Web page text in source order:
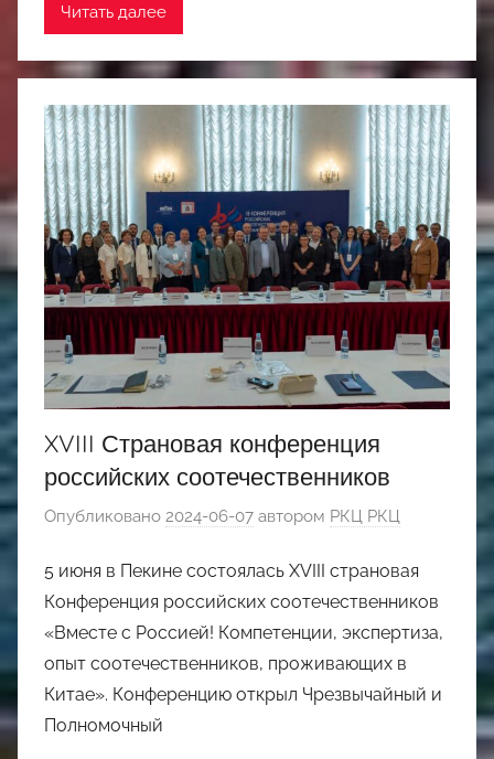
Читать далее
XVIII Страновая конференция
российских соотечественников
Опубликовано 2024-06-07 автором РКЦ РКЦ
5 июня в Пекине состоялась XVIII cтрановая
Конференция российских соотечественников
«Вместе с Россией! Компетенции, экспертиза,
опыт соотечественников, проживающих в
Китае». Конференцию открыл Чрезвычайный и
Полномочный